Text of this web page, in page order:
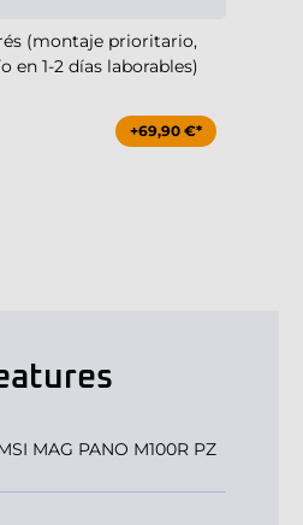
(montaje prioritario,
en 1-2 días laborables)
+69,90 €*
MAG PANO M100R PZ